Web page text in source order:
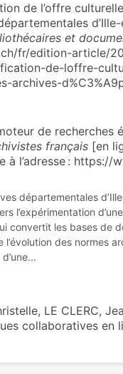
de l’offre
et
fr/edition-article/
de-loffre-
archives-
de recher­ches
français[en
l’adresse : https://
dépar­te­men­ta­les
l’expé­ri­men­ta­tion
conver­tit les bases de
l’évolution des normes
LE CLERC,
collaboratives en